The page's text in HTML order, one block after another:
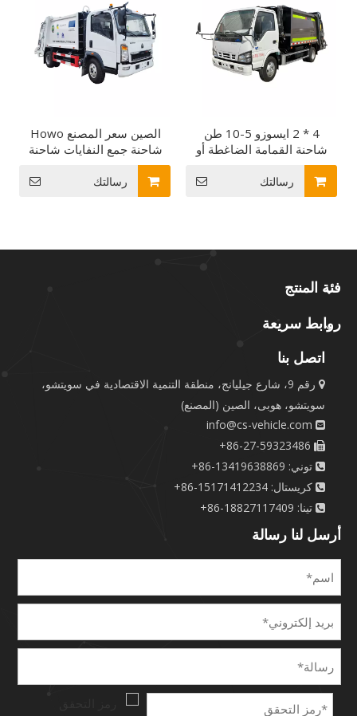
الصين سعر المصنع Howo
شاحنة جمع النفايات شاحنة
القمامة الضاغطة إلى غانا
رسالتك
4 * 2 ايسوزو 5-10 طن
شاحنة القمامة الضاغطة أو
تنظيف مدينة النقل Gaebage
رسالتك
فئة المنتج
روابط سريعة
اتصل بنا

رقم 9، شارع جيليانج، منطقة التنمية الاقتصادية في سويتشو،
سويتشو، هوبى، الصين (المصنع)

info@cs-vehicle.com

 توني: 13419638869-86+
 كريستال: 15171412234-86+
 تينا: 18827117409-86+
أرسل لنا رسالة